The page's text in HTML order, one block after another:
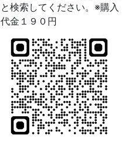
と検索してください。※購入
代金１９０円